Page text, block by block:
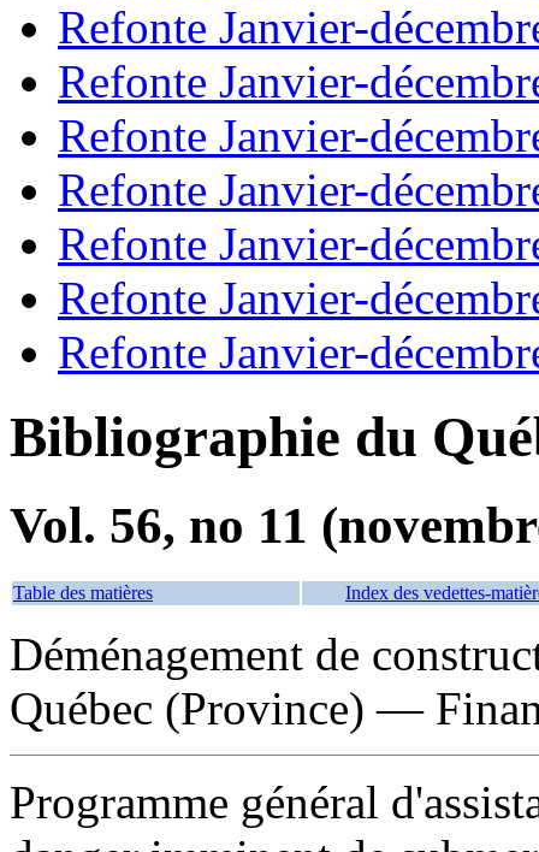
Refonte Janvier-
Refonte Janvier-
Refonte Janvier-
Refonte Janvier-
Refonte Janvier-
Refonte Janvier-
Refonte Janvier-
Bibliographie du
Vol. 56, no 11
Table des matières Index des vedettes-
Déménagement de
Québec (Province) —
Programme général